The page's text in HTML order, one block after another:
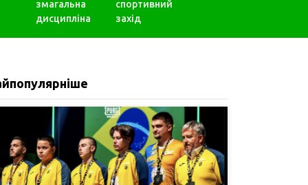
змагальна
дисципліна
спортивний
захід